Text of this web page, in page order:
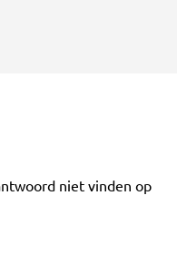
niet vinden op